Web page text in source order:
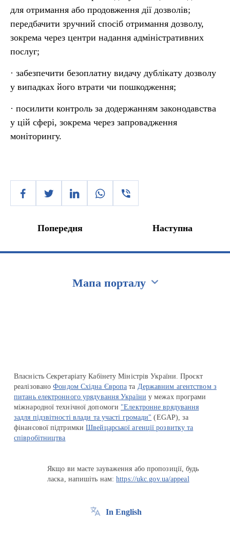
для отримання або продовження дії дозволів;
передбачити зручний спосіб отримання дозволу,
зокрема через центри надання адміністративних
послуг;
· забезпечити безоплатну видачу дублікату дозволу
у випадках його втрати чи пошкодження;
· посилити контроль за додержанням законодавства
у цій сфері, зокрема через запровадження
моніторингу.
Попередня Наступна
Мапа порталу
Власність Секретаріату Кабінету Міністрів України. Проєкт
реалізованоФондом Східна Європа та Державним агентством з
питань електронного урядування України у межах програми
міжнародної технічної допомоги "Електронне врядування
задля підзвітності влади та участі громади" (EGAP), за
фінансової підтримкиШвейцарської агенції розвитку та
співробітництва
Якщо ви маєте зауваження або пропозиції, будь
ласка, напишіть нам:https://ukc.gov.ua/appeal
In English